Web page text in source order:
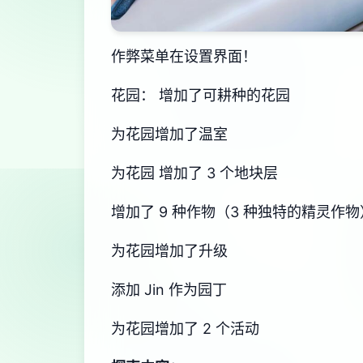
作弊菜单在设置界面！
花园： 增加了可耕种的花园
为花园增加了温室
为花园 增加了 3 个地块层
增加了 9 种作物（3 种独特的精灵作物
为花园增加了升级
添加 Jin 作为园丁
为花园增加了 2 个活动